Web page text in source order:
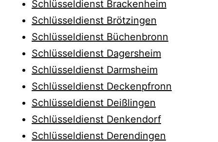
Schlüsseldienst Brackenheim
Schlüsseldienst Brötzingen
Schlüsseldienst Büchenbronn
Schlüsseldienst Dagersheim
Schlüsseldienst Darmsheim
Schlüsseldienst Deckenpfronn
Schlüsseldienst Deißlingen
Schlüsseldienst Denkendorf
Schlüsseldienst Derendingen